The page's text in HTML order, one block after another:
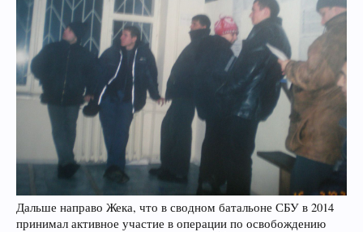
Дальше направо Жека, что в сводном батальоне СБУ в 2014
принимал активное участие в операции по освобождению